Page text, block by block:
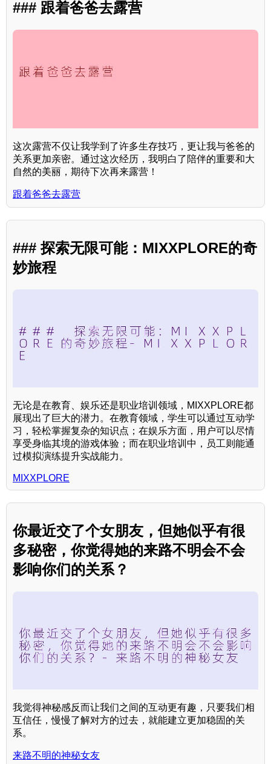
### 跟着爸爸去露营
这次露营不仅让我学到了许多生存技巧，更让我与爸爸的
关系更加亲密。通过这次经历，我明白了陪伴的重要和大
自然的美丽，期待下次再来露营！
跟着爸爸去露营
### 探索无限可能：MIXXPLORE的奇
妙旅程
无论是在教育、娱乐还是职业培训领域，MIXXPLORE都
展现出了巨大的潜力。在教育领域，学生可以通过互动学
习，轻松掌握复杂的知识点；在娱乐方面，用户可以尽情
享受身临其境的游戏体验；而在职业培训中，员工则能通
过模拟演练提升实战能力。
MIXXPLORE
你最近交了个女朋友，但她似乎有很
多秘密，你觉得她的来路不明会不会
影响你们的关系？
我觉得神秘感反而让我们之间的互动更有趣，只要我们相
互信任，慢慢了解对方的过去，就能建立更加稳固的关
系。
来路不明的神秘女友